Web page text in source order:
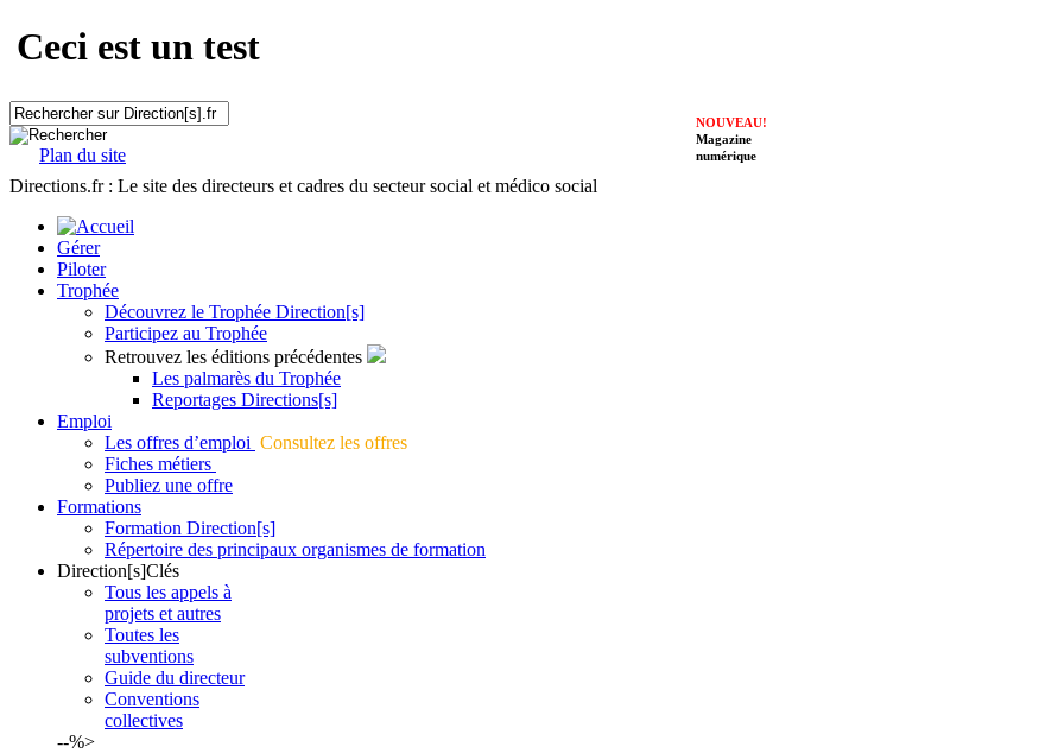
Ceci est un test
Plan du site
NOUVEAU!
Magazine
numérique
Directions.fr : Le site des directeurs et cadres du secteur social et médico social
Gérer
Piloter
Trophée
Découvrez le Trophée Direction[s]
Participez au Trophée
Retrouvez les éditions précédentes
Les palmarès du Trophée
Reportages Directions[s]
Emploi
Les offres d’emploi Consultez les offres
Fiches métiers
Publiez une offre
Formations
Formation Direction[s]
Répertoire des principaux organismes de formation
Direction[s]Clés
Tous les appels à
projets et autres
Toutes les
subventions
Guide du directeur
Conventions
collectives
--%>